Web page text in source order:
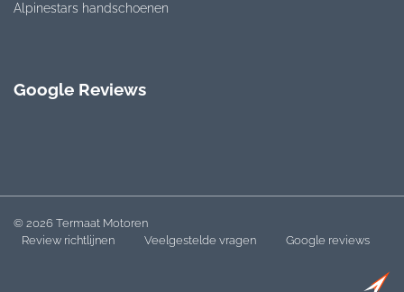
Alpinestars handschoenen
Google Reviews
© 2026 Termaat Motoren
Review richtlijnen
Veelgestelde vragen Google reviews